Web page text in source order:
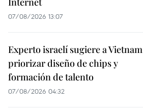
07/08/2026 13:07
Experto israelí sugiere a Vietnam
priorizar diseño de chips y
formación de talento
07/08/2026 04:32